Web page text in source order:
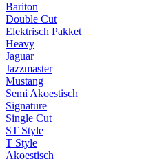
Bariton
Double Cut
Elektrisch Pakket
Heavy
Jaguar
Jazzmaster
Mustang
Semi Akoestisch
Signature
Single Cut
ST Style
T Style
Akoestisch